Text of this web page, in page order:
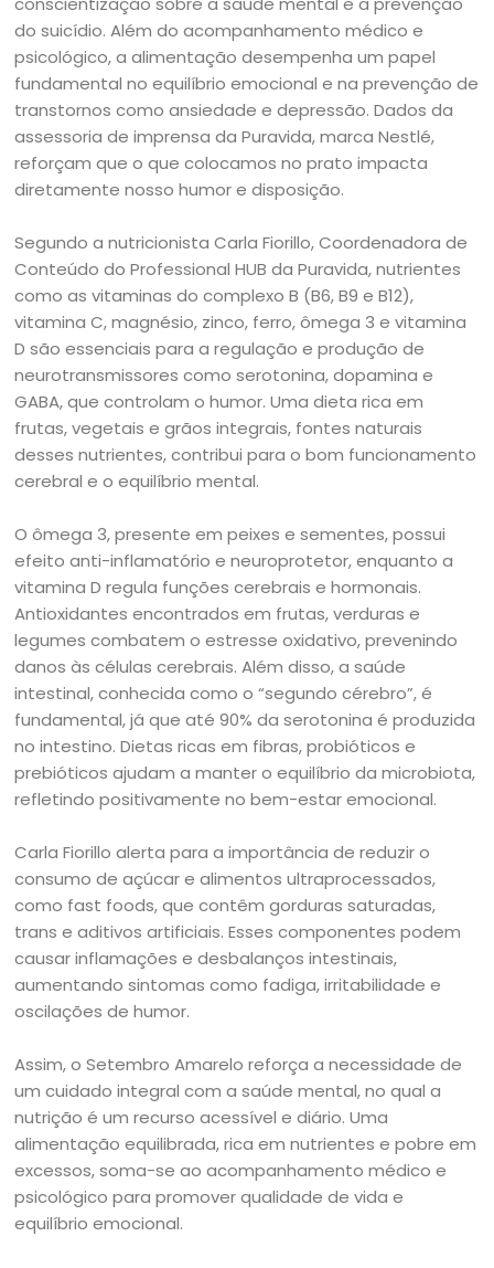
do suicídio. Além do acompanhamento médico e
psicológico, a alimentação desempenha um papel
fundamental no equilíbrio emocional e na prevenção de
transtornos como ansiedade e depressão. Dados da
assessoria de imprensa da Puravida, marca Nestlé,
reforçam que o que colocamos no prato impacta
diretamente nosso humor e disposição.
Segundo a nutricionista Carla Fiorillo, Coordenadora de
Conteúdo do Professional HUB da Puravida, nutrientes
como as vitaminas do complexo B (B6, B9 e B12),
vitamina C, magnésio, zinco, ferro, ômega 3 e vitamina
D são essenciais para a regulação e produção de
neurotransmissores como serotonina, dopamina e
GABA, que controlam o humor. Uma dieta rica em
frutas, vegetais e grãos integrais, fontes naturais
desses nutrientes, contribui para o bom funcionamento
cerebral e o equilíbrio mental.
O ômega 3, presente em peixes e sementes, possui
efeito anti-inflamatório e neuroprotetor, enquanto a
vitamina D regula funções cerebrais e hormonais.
Antioxidantes encontrados em frutas, verduras e
legumes combatem o estresse oxidativo, prevenindo
danos às células cerebrais. Além disso, a saúde
intestinal, conhecida como o “segundo cérebro”, é
fundamental, já que até 90% da serotonina é produzida
no intestino. Dietas ricas em fibras, probióticos e
prebióticos ajudam a manter o equilíbrio da microbiota,
refletindo positivamente no bem-estar emocional.
Carla Fiorillo alerta para a importância de reduzir o
consumo de açúcar e alimentos ultraprocessados,
como fast foods, que contêm gorduras saturadas,
trans e aditivos artificiais. Esses componentes podem
causar inflamações e desbalanços intestinais,
aumentando sintomas como fadiga, irritabilidade e
oscilações de humor.
Assim, o Setembro Amarelo reforça a necessidade de
um cuidado integral com a saúde mental, no qual a
nutrição é um recurso acessível e diário. Uma
alimentação equilibrada, rica em nutrientes e pobre em
excessos, soma-se ao acompanhamento médico e
psicológico para promover qualidade de vida e
equilíbrio emocional.